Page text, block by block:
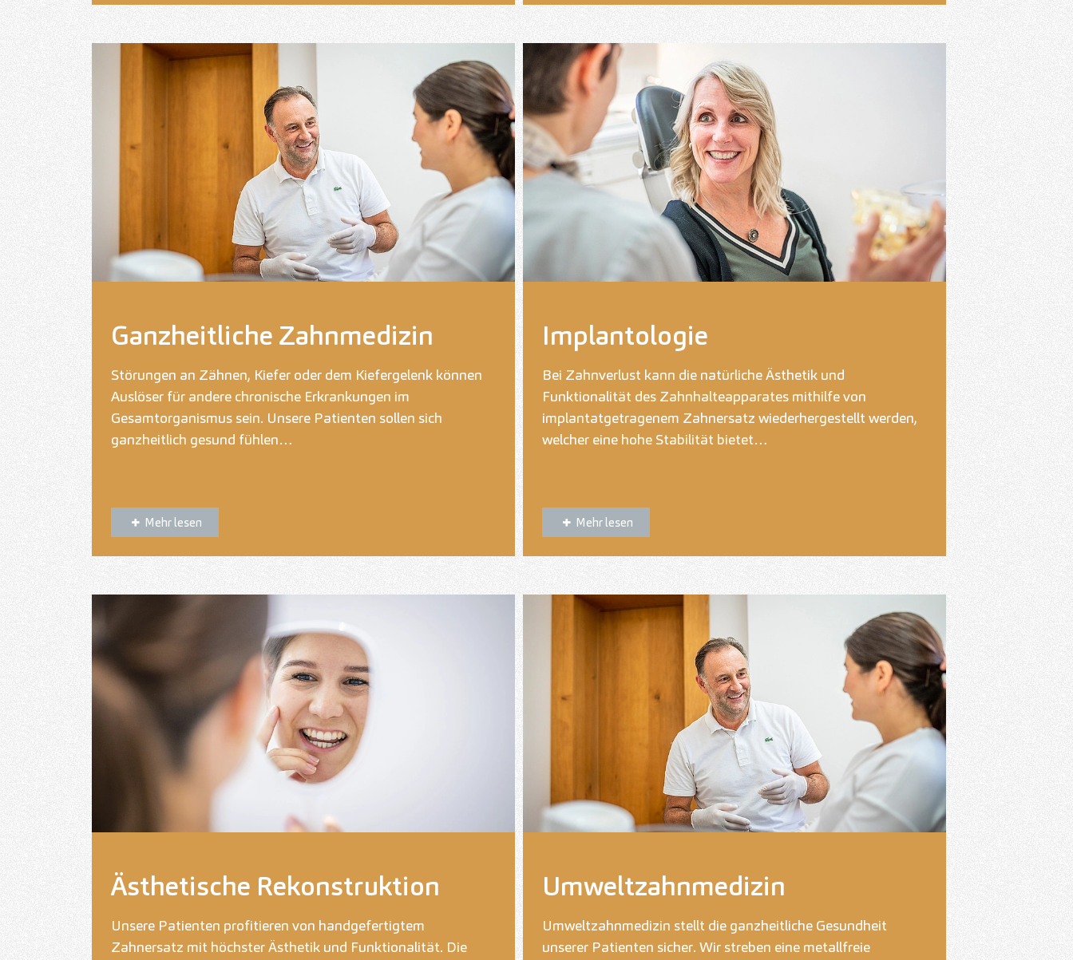
Ganzheitliche Zahnmedizin
Störungen an Zähnen, Kiefer oder dem Kiefergelenk können
Auslöser für andere chronische Erkrankungen im
Gesamtorganismus sein. Unsere Patienten sollen sich
ganzheitlich gesund fühlen…
Mehr lesen
Implantologie
Bei Zahnverlust kann die natürliche Ästhetik und
Funktionalität des Zahnhalteapparates mithilfe von
implantatgetragenem Zahnersatz wiederhergestellt werden,
welcher eine hohe Stabilität bietet…
Mehr lesen
Ästhetische Rekonstruktion
Unsere Patienten profitieren von handgefertigtem
Zahnersatz mit höchster Ästhetik und Funktionalität. Die
Umweltzahnmedizin
Umweltzahnmedizin stellt die ganzheitliche Gesundheit
unserer Patienten sicher. Wir streben eine metallfreie